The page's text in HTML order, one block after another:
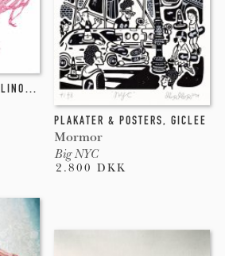
LINOLEUMSTRYK,LITOGRAFI,INDGRAVERING
PLAKATER & POSTERS, GICLEE
Mormor
Big NYC
2.800 DKK